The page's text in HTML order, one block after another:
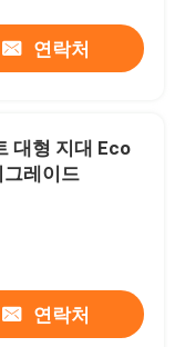
연락처
형 지대 Eco
레이드
연락처